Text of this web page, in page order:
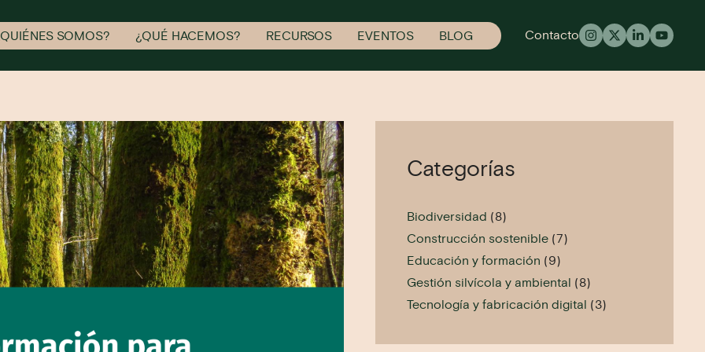
SOMOS? ¿QUÉ HACEMOS? RECURSOS EVENTOS BLOG Contacto
Categorías
Biodiversidad (8)
Construcción sostenible(7)
Educación y formación (9)
Gestión silvícola y ambiental (8)
Tecnología y fabricación digital (3)